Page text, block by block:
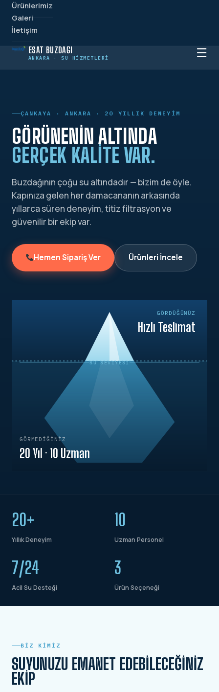
ESAT BUZDAĞI
ANKARA · SU HIZMETLERI
Ürünlerimiz
Galeri
İletişim
☰
ÇANKAYA · ANKARA · 20 YILLIK DENEYIM
GÖRÜNENIN ALTINDA
GERÇEK KALITE VAR.
Buzdağının çoğu su altındadır — bizim de öyle.
Kapınıza gelen her damacananın arkasında
yıllarca süren deneyim, titiz filtrasyon ve
güvenilir bir ekip var.
Hemen Sipariş Ver Ürünleri İncele
GÖRDÜĞÜNÜZ
Hızlı Teslimat
SU SEVIYESI
GÖRMEDIĞINIZ
20 Yıl · 10 Uzman
20+
Yıllık Deneyim
10
Uzman Personel
7/24
Acil Su Desteği
3
Ürün Seçeneği
BIZ KIMIZ
SUYUNUZU EMANET EDEBILECEĞINIZ
EKIP